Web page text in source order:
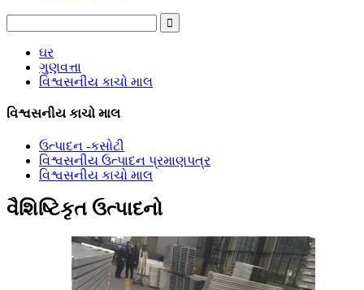
ઘર
ગુણવત્તા
વિશ્વસનીય કાચો માલ
વિશ્વસનીય કાચો માલ
ઉત્પાદન -કસોટી
વિશ્વસનીય ઉત્પાદન પ્રમાણપત્ર
વિશ્વસનીય કાચો માલ
વૈશિષ્ટિકૃત ઉત્પાદનો